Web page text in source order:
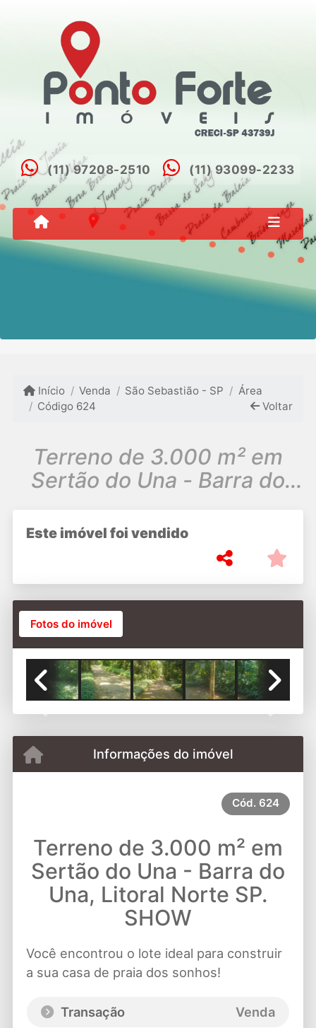
(11) 97208-2510 (11) 93099-2233
Início Venda São Sebastião - SP
Área
Código 624
Voltar
Terreno de 3.000 m² em
Sertão do Una - Barra do
SHOW
Este imóvel foi vendido
Fotos do imóvel
Previous Next
Informações do imóvel
Cód. 624
Terreno de 3.000 m² em
Sertão do Una - Barra do
Una, Litoral Norte SP.
SHOW
Você encontrou o lote ideal para construir
a sua casa de praia dos sonhos!
Transação
Venda